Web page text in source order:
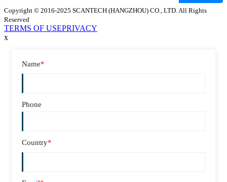
Copyright © 2016-2025 SCANTECH (HANGZHOU) CO., LTD. All Rights
Reserved
TERMS OF USEPRIVACY
x
Name*
Phone
Country*